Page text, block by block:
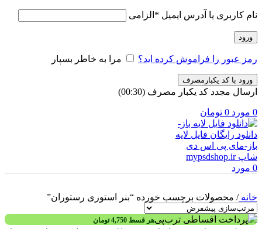
نام کاربری یا آدرس ایمیل * الزامی
ورود
رمز عبور را فراموش کرده اید؟ مرا به خاطر بسپار
ورود با کد یکبارمصرف
ارسال مجدد کد یکبار مصرف (00:
30
)
0 مورد 0 تومان
0 مورد
خانه/ محصولات برچسب خورده “بنر استوری رستوران”
هر قسط 4,750 تومان